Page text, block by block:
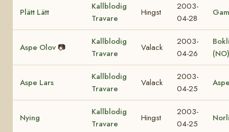
Plätt Lätt
Kallblodig
Travare
Hingst
2003-
04-28
Aspe Olov 📷
Kallblodig
Travare
Valack
2003-
04-26
(NO)
Aspe Lars
Kallblodig
Travare
Valack
2003-
04-25
Nying
Kallblodig
Travare
Hingst
2003-
04-25